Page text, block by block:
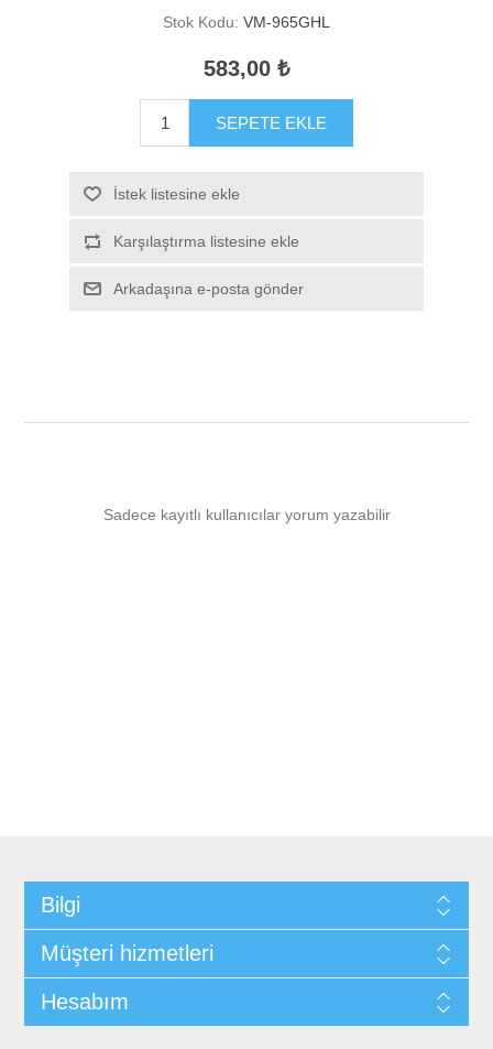
Stok Kodu: VM-965GHL
583,00 ₺
SEPETE EKLE
İstek listesine ekle
Karşılaştırma listesine ekle
Arkadaşına e-posta gönder
Sadece kayıtlı kullanıcılar yorum yazabilir
Bilgi
Müşteri hizmetleri
Hesabım